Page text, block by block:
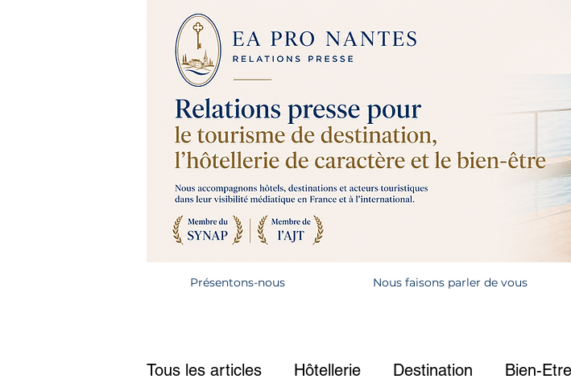
Présentons-nous Nous faisons parler de vous
Tous les articles Hôtellerie Destination Bien-Etre